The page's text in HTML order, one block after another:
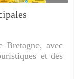
Bretagne, avec
et des